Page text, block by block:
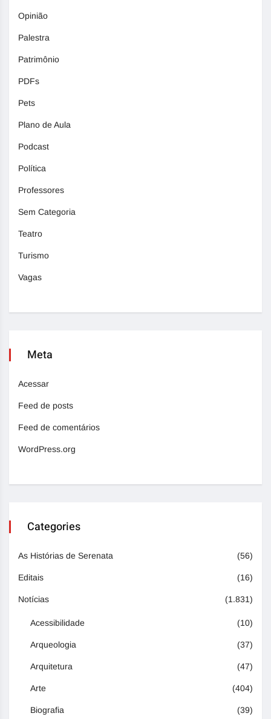
Opinião
Palestra
Patrimônio
PDFs
Pets
Plano de Aula
Podcast
Política
Professores
Sem Categoria
Teatro
Turismo
Vagas
Meta
Acessar
Feed de posts
Feed de comentários
WordPress.org
Categories
As Histórias de Serenata (56)
Editais (16)
Notícias (1.831)
Acessibilidade (10)
Arqueologia (37)
Arquitetura (47)
Arte (404)
Biografia (39)